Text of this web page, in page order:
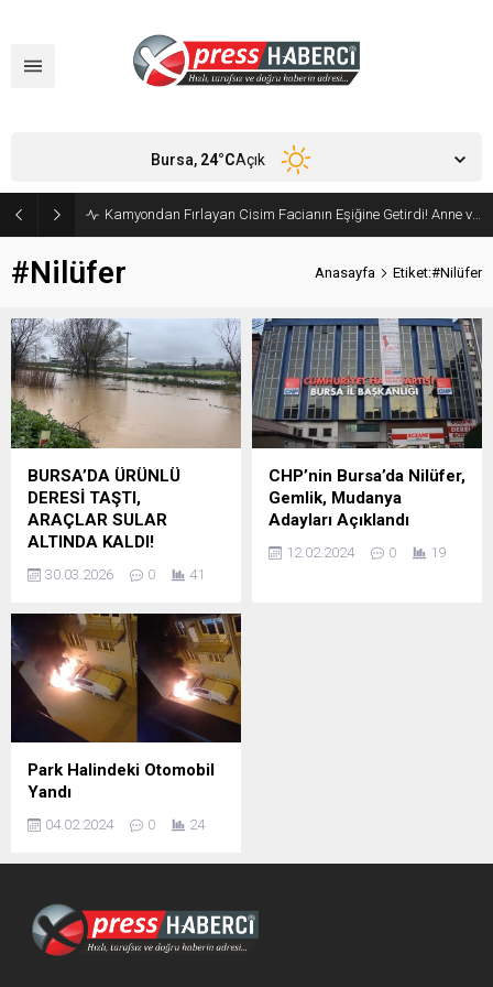
Kamyondan Fırlayan Cisim Facianın Eşiğine Getirdi! Anne ve Bebeği Son Anda Kurtuldu
Bursa, 24°CAçık
#Nilüfer Anasayfa Etiket:#Nilüfer
BURSA’DA ÜRÜNLÜ
DERESİ TAŞTI,
ARAÇLAR SULAR
ALTINDA KALDI!
30.03.2026 0 41
CHP’nin Bursa’da Nilüfer,
Gemlik, Mudanya
Adayları Açıklandı
12.02.2024 0 19
Park Halindeki Otomobil
Yandı
04.02.2024 0 24